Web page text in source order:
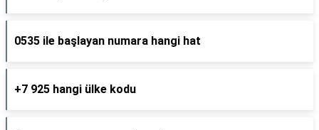
0535 ile başlayan numara hangi hat
+7 925 hangi ülke kodu